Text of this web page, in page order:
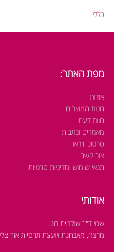
כללי
מפת האתר:
אודות
חנות המוצרים
חוות דעת
מאמרים וכתבות
סרטוני וידאו
צור קשר
תנאי שימוש ומדיניות פרטיות
אודותי
שמי ד"ר שולמית רונן.
מרצה, מאבחנת ויועצת תרפיית אור